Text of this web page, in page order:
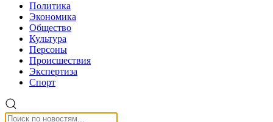
Политика
Экономика
Общество
Культура
Персоны
Происшествия
Экспертиза
Спорт